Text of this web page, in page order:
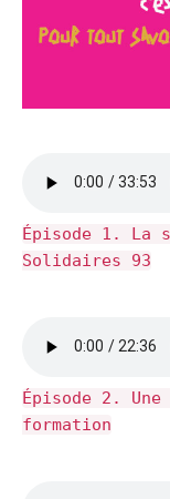
Épisode 1. La
Solidaires 93
Épisode 2.
formation